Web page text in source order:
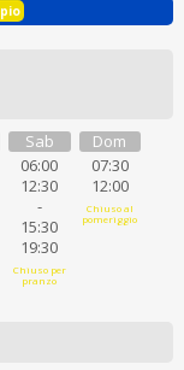
Sab
06:00
12:30
-
15:30
19:30
Chiuso per
pranzo
Dom
07:30
12:00
Chiuso al
pomeriggio